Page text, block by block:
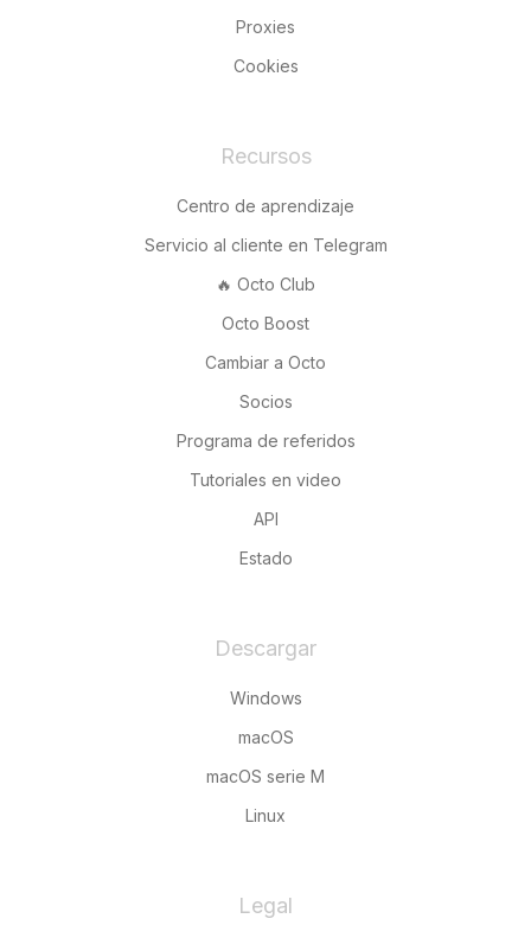
Proxies
Cookies
Recursos
Centro de aprendizaje
Servicio al cliente en Telegram
🔥 Octo Club
Octo Boost
Cambiar a Octo
Socios
Programa de referidos
Tutoriales en video
API
Estado
Descargar
Windows
macOS
macOS serie M
Linux
Legal